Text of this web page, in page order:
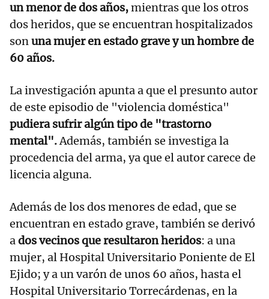
un menor de dos años,mientras que los otros
dos heridos, que se encuentran hospitalizados
sonuna mujer en estado grave y un hombre de
60 años.
La investigación apunta a que el presunto autor
de este episodio de "violencia doméstica"
pudiera sufrir algún tipo de "trastorno
mental".Además, también se investiga la
procedencia del arma, ya que el autor carece de
licencia alguna.
Además de los dos menores de edad, que se
encuentran en estado grave, también se derivó
ados vecinos que resultaron heridos: a una
mujer, al Hospital Universitario Poniente de El
Ejido; y a un varón de unos 60 años, hasta el
Hospital Universitario Torrecárdenas, en la